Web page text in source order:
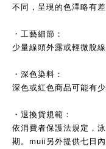
不同，呈現的色澤略有
・工藝細節：
少量線頭外露或輕微脫
・深色染料：
深色或紅色商品可能有
・退換貨規範：
依消費者保護法規定，
期。muii另外提供七日